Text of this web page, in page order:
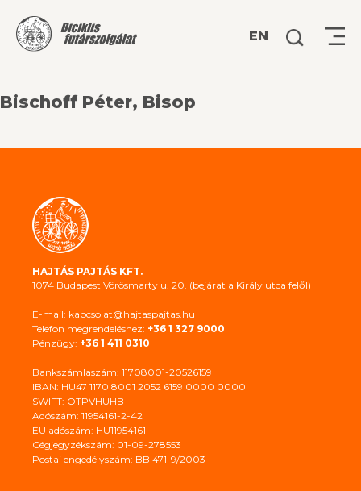
EN Keresés:
Bischoff Péter, Bisop
HAJTÁS PAJTÁS KFT.
1074 Budapest Vörösmarty u. 20. (bejárat a Király utca felől)
E-mail: kapcsolat@hajtaspajtas.hu
Telefon megrendeléshez: +36 1 327 9000
Pénzügy: +36 1 411 0310
Bankszámlaszám: 11708001-20526159
IBAN: HU47 1170 8001 2052 6159 0000 0000
SWIFT: OTPVHUHB
Adószám: 11954161-2-42
EU adószám: HU11954161
Cégjegyzékszám: 01-09-278553
Postai engedélyszám: BB 471-9/2003